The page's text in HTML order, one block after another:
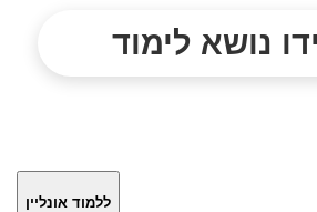
ללמוד אונליין